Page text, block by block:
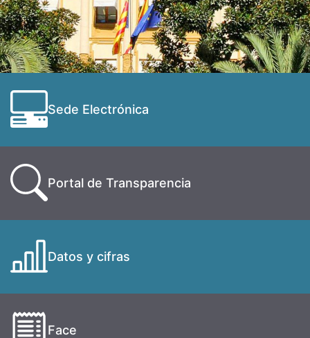
Sede Electrónica
Portal de Transparencia
Datos y cifras
Face